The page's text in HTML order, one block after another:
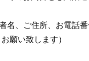
名、ご住所、お電話
願い致します）